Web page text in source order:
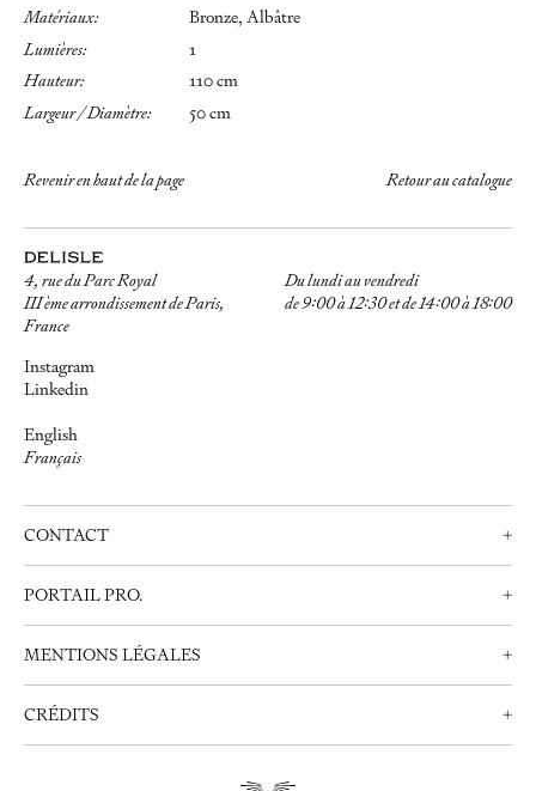
Matériaux:
Bronze, Albâtre
Lumières:
1
Hauteur:
110 cm
Largeur / Diamètre:
50 cm
Revenir en haut de la page Retour au catalogue
4, rue du Parc Royal
III ème arrondissement de Paris,
France
Du lundi au vendredi
de 9:00 à 12:30 et de 14:00 à 18:00
Instagram
Linkedin
English
Français
CONTACT
+
PORTAIL PRO.
+
Nous contacter
MENTIONS LÉGALES
+
CRÉDITS
+
Clément Brunner